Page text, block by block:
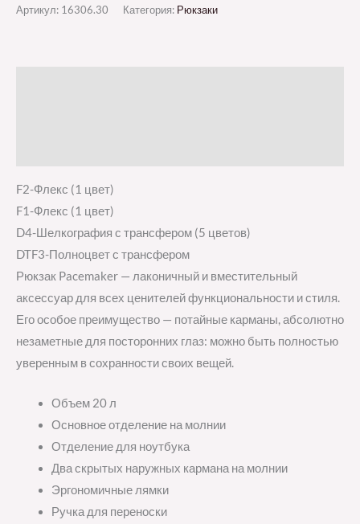
Артикул: 16306.30 Категория: Рюкзаки
F2-Флекс (1 цвет)
F1-Флекс (1 цвет)
D4-Шелкография с трансфером (5 цветов)
DTF3-Полноцвет с трансфером
Рюкзак Pacemaker — лаконичный и вместительный
аксессуар для всех ценителей функциональности и стиля.
Его особое преимущество — потайные карманы, абсолютно
незаметные для посторонних глаз: можно быть полностью
уверенным в сохранности своих вещей.
Объем 20 л
Основное отделение на молнии
Отделение для ноутбука
Два скрытых наружных кармана на молнии
Эргономичные лямки
Ручка для переноски